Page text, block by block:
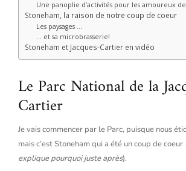
Une panoplie d’activités pour les amoureux
Stoneham, la raison de notre coup de coeur
Les paysages …
… et sa microbrasserie!
Stoneham et Jacques-Cartier en vidéo
Le Parc National de la
Cartier
Je vais commencer par le Parc, puisque nous
mais c’est Stoneham qui a été un coup de coeur
explique pourquoi juste après).